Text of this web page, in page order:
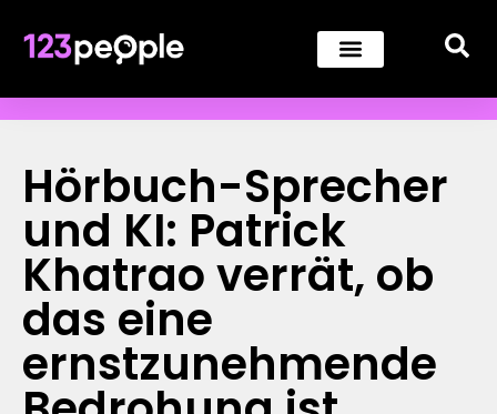
Hörbuch-Sprecher
und KI: Patrick
Khatrao verrät, ob
das eine
ernstzunehmende